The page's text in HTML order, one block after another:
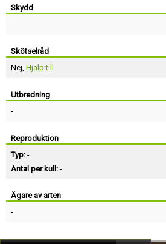
Skydd
Skötselråd
Nej, Hjälp till
Utbredning
-
Reproduktion
Typ: -
Antal per kull: -
Ägare av arten
-